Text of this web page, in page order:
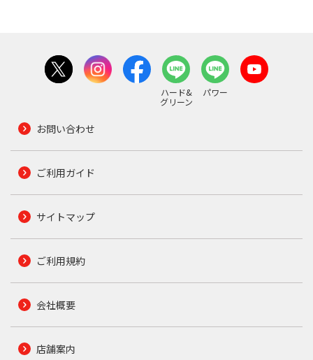
ハード&
グリーン
パワー
お問い合わせ
ご利用ガイド
サイトマップ
ご利用規約
会社概要
店舗案内